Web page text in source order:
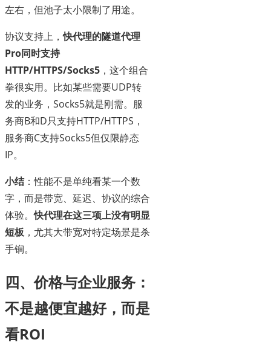
左右，但池子太小限制了用途。
协议支持上，快代理的隧道代理
Pro同时支持
HTTP/HTTPS/Socks5 ，这个组合
拳很实用。比如某些需要UDP转
发的业务，Socks5就是刚需。服
务商B和D只支持HTTP/HTTPS，
服务商C支持Socks5但仅限静态
IP。
小结：性能不是单纯看某一个数
字，而是带宽、延迟、协议的综合
体验。快代理在这三项上没有明显
短板 ，尤其大带宽对特定场景是杀
手锏。
四、价格与企业服务：
不是越便宜越好，而是
看ROI